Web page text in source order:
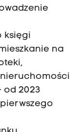
księgi
na
nieruchomości
od 2023